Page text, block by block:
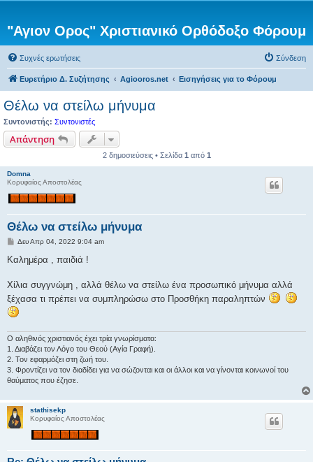
"Αγιον Ορος" Χριστιανικό Ορθόδοξο Φόρουμ
Συχνές ερωτήσεις Σύνδεση
Ευρετήριο Δ. Συζήτησης Agiooros.net Εισηγήσεις για το Φόρουμ
Θέλω να στείλω μήνυμα
Συντονιστής: Συντονιστές
Απάντηση
2 δημοσιεύσεις • Σελίδα 1 από 1
Domna
Κορυφαίος Αποστολέας
Θέλω να στείλω μήνυμα
Δ
μ
ί
υ
σ
η
Δευ Απρ 04, 2022 9:04 am
Καλημέρα , παιδιά !
Χίλια συγγνώμη , αλλά θέλω να στείλω ένα προσωπικό μήνυμα αλλά
ξέχασα τι πρέπει να συμπληρώσω στο Προσθήκη παραληπτών
Ο αληθινός χριστιανός έχει τρία γνωρίσματα:
1. Διαβάζει τον Λόγο του Θεού (Αγία Γραφή).
2. Τον εφαρμόζει στη ζωή του.
3. Φροντίζει να τον διαδίδει για να σώζονται και οι άλλοι και να γίνονται κοινωνοί του
θαύματος που έζησε.
stathisekp
Κορυφαίος Αποστολέας